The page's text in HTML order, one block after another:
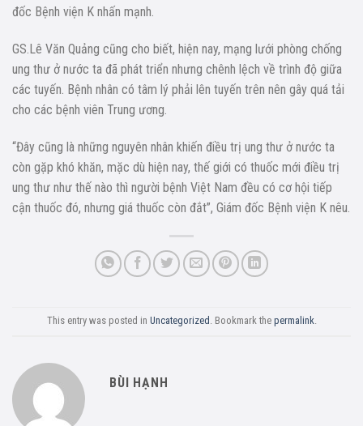
đốc Bệnh viện K nhấn mạnh.
GS.Lê Văn Quảng cũng cho biết, hiện nay, mạng lưới phòng chống
ung thư ở nước ta đã phát triển nhưng chênh lệch về trình độ giữa
các tuyến. Bệnh nhân có tâm lý phải lên tuyến trên nên gây quá tải
cho các bệnh viên Trung ương.
“Đây cũng là những nguyên nhân khiến điều trị ung thư ở nước ta
còn gặp khó khăn, mặc dù hiện nay, thế giới có thuốc mới điều trị
ung thư như thế nào thì người bệnh Việt Nam đều có cơ hội tiếp
cận thuốc đó, nhưng giá thuốc còn đắt”, Giám đốc Bệnh viện K nêu.
This entry was posted in Uncategorized . Bookmark the permalink.
BÙI HẠNH